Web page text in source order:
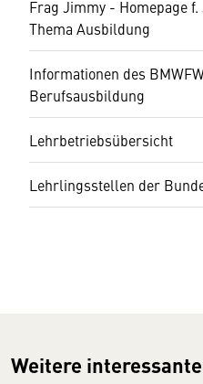
Frag Jimmy - Homepage
Thema Ausbildung
Informationen des
Berufsausbildung
Lehrbetriebsübersicht
Lehrlingsstellen der
Weitere